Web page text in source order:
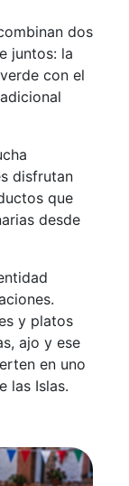
dos
juntos: la
con el
disfrutan
que
desde
y platos
ajo y ese
en uno
las Islas.